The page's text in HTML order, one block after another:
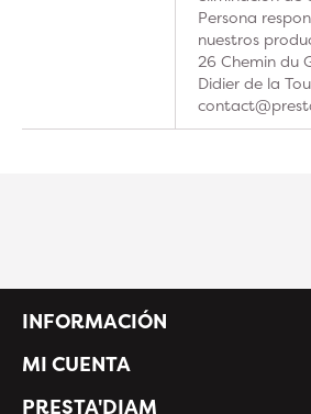
Persona
nuestros
26 Chemin du
Didier de la
INFORMACIÓN
MI CUENTA
PRESTA'DIAM